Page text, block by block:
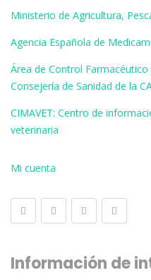
Ministerio de Agricultura,
Agencia Española de
Área de Control
Consejería de Sanidad de la
CIMAVET: Centro de
veterinaria
Mi cuenta
Información de